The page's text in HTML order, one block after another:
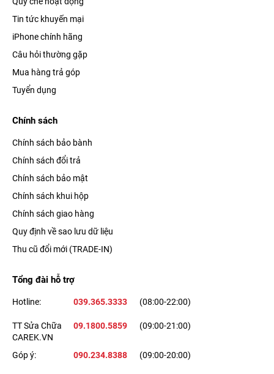
Tin tức khuyến mại
iPhone chính hãng
Câu hỏi thường gặp
Mua hàng trả góp
Tuyển dụng
Chính sách
Chính sách bảo bành
Chính sách đổi trả
Chính sách bảo mật
Chính sách khui hộp
Chính sách giao hàng
Quy định về sao lưu dữ liệu
Thu cũ đổi mới (TRADE-IN)
Tổng đài hỗ trợ
Hotline: 039.365.3333 (08:00-22:00)
TT Sửa Chữa
CAREK.VN
09.1800.5859 (09:00-21:00)
Góp ý: 090.234.8388 (09:00-20:00)